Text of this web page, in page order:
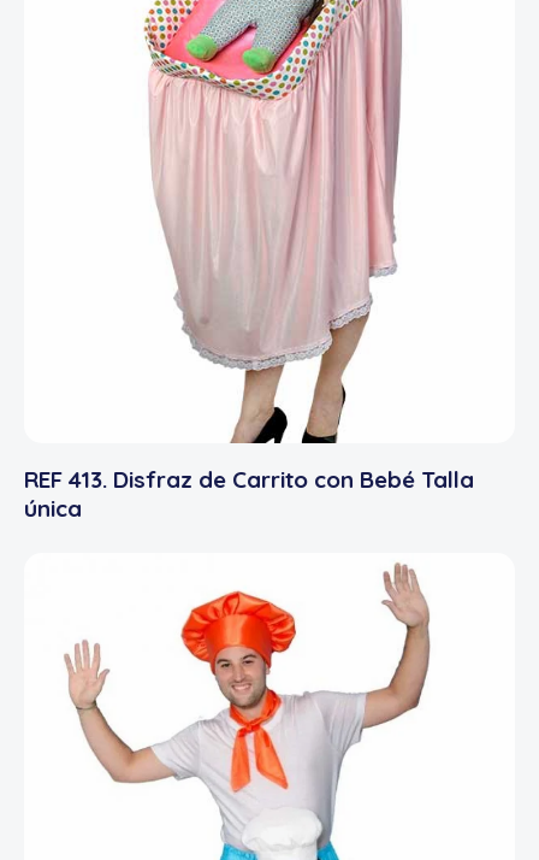
REF 413. Disfraz de Carrito con Bebé Talla
única